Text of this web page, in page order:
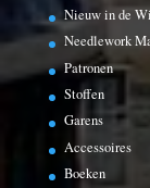
Nieuw in de
Needlework
Patronen
Stoffen
Garens
Accessoires
Boeken